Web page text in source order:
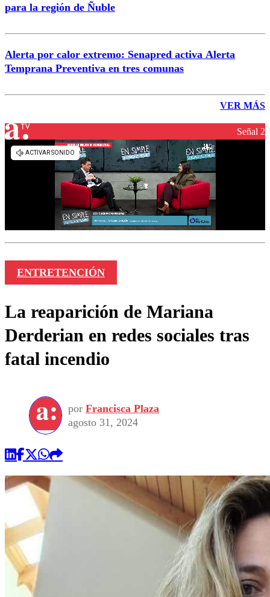
para la región de Ñuble
Alerta por calor extremo: Senapred activa Alerta
Temprana Preventiva en tres comunas
VER MÁS
Señal 2
ENTRETENCIÓN
La reaparición de Mariana
Derderian en redes sociales tras
fatal incendio
por Francisca Plaza
agosto 31, 2024